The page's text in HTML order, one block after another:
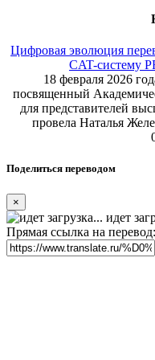
Цифровая эволюция
CAT-систему
18 февраля 2026
посвященный
для представителей
провела Наталья
Поделиться переводом
×
идет
Прямая ссылка на перевод: